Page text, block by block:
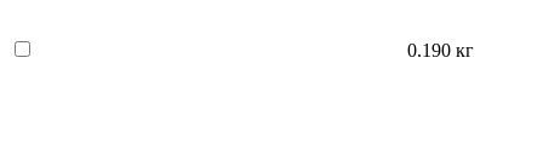
0.190 кг